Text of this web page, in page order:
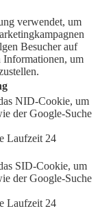
verwendet, um
Besucher auf
Informationen, um
NID-Cookie, um
der Google-Suche
Laufzeit 24
SID-Cookie, um
der Google-Suche
Laufzeit 24